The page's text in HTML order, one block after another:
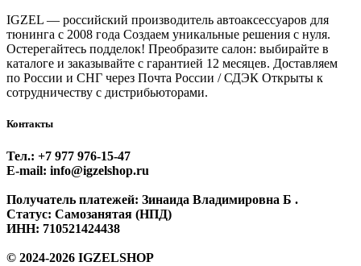
IGZEL — российский производитель автоаксессуаров для
тюнинга с 2008 года Создаем уникальные решения с нуля.
Остерегайтесь подделок! Преобразите салон: выбирайте в
каталоге и заказывайте с гарантией 12 месяцев. Доставляем
по России и СНГ через Почта России / СДЭК Открыты к
сотрудничеству с дистрибьюторами.
Контакты
Тел.: +7 977 976‑15‑47
E-mail: info@igzelshop.ru
Получатель платежей: Зинаида Владимировна Б .
Статус: Самозанятая (НПД)
ИНН: 710521424438
© 2024-2026 IGZELSHOP